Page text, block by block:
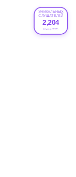
УНИКАЛЬНЫХ
СЛУШАТЕЛЕЙ
2,204
Июле 2026